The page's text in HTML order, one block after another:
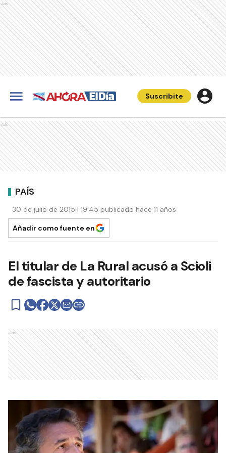
Ads
Suscribite
Ads
PAÍS
30 de julio de 2015 | 19:45 publicado hace 11 años
Añadir como fuente en
El titular de La Rural acusó a Scioli
de fascista y autoritario
Ads